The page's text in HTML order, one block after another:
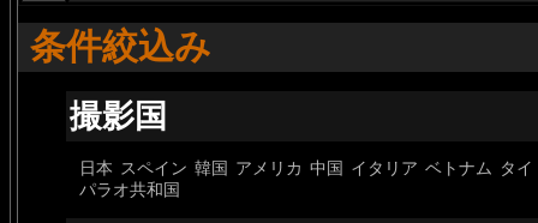
条件絞込み
撮影国
日本 スペイン 韓国 アメリカ 中国 イタリア ベトナム
タイ
パラオ共和国